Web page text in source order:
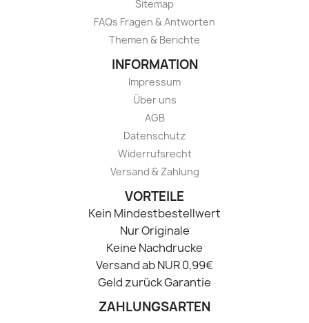
Sitemap
FAQs Fragen & Antworten
Themen & Berichte
INFORMATION
Impressum
Über uns
AGB
Datenschutz
Widerrufsrecht
Versand & Zahlung
VORTEILE
Kein Mindestbestellwert
Nur Originale
Keine Nachdrucke
Versand ab NUR 0,99€
Geld zurück Garantie
ZAHLUNGSARTEN